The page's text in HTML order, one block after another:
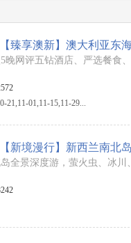
【臻享澳新】澳大利亚东
晚网评五钻酒店、严选餐食
21,11-01,11-15,11-29...
【新境漫行】新西兰南北
全景深度游，萤火虫、冰川